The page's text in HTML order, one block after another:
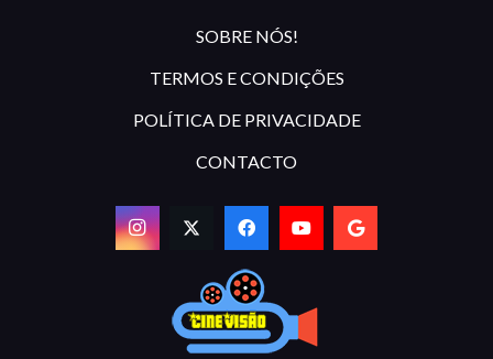
SOBRE NÓS!
TERMOS E CONDIÇÕES
POLÍTICA DE PRIVACIDADE
CONTACTO